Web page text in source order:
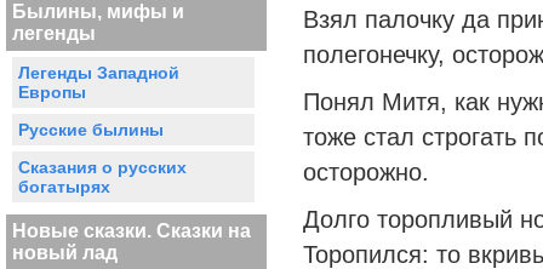
Былины, мифы и
легенды
Легенды Западной
Европы
Русские былины
Сказания о русских
богатырях
Новые сказки. Сказки на
новый лад
Взял палочку да
полегонечку,
Понял Митя, как
тоже стал строгать
осторожно.
Долго торопливый
Торопился: то